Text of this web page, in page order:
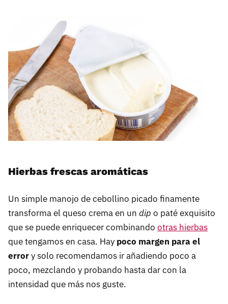
Hierbas frescas aromáticas
Un simple manojo de cebollino picado finamente
transforma el queso crema en un dip o paté exquisito
que se puede enriquecer combinando otras hierbas
que tengamos en casa. Hay poco margen para el
errory solo recomendamos ir añadiendo poco a
poco, mezclando y probando hasta dar con la
intensidad que más nos guste.